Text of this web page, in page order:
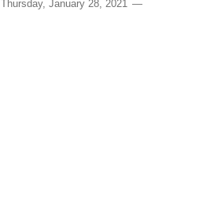
Thursday, January 28, 2021